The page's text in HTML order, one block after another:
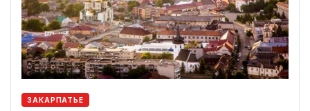
ЗАКАРПАТЬЕ